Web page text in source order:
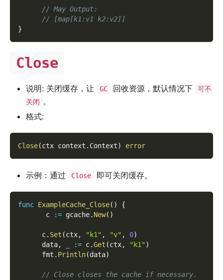
// May Output:
// [map[k1:v1 k2:v2]]
}
Close
说明: 关闭缓存，让 GC 回收资源，默认情况下
可不
关闭 。
格式:
Close(ctx context . Context) error
示例：通过 Close 即可关闭缓存。
func ExampleCache_Close( )
{
       c
:= gcache. New( )
      c
. Set (ctx, "k1" , "v" , 0)
      data
, := c.Get (ctx, "k1")
      fmt
. Println(data)
// Close closes the cache if necessary.